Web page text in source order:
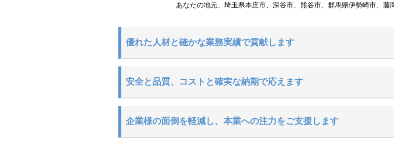
あなたの地元、埼玉県本庄市、深谷市、熊谷市、群馬県伊勢崎市、藤
優れた人材と確かな業務実績で貢献します
安全と品質、コストと確実な納期で応えます
企業様の面倒を軽減し、本業への注力をご支援します